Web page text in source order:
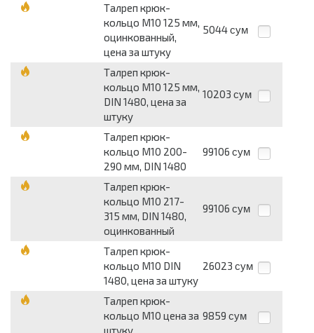
Талреп крюк-
кольцо М10 125 мм,
оцинкованный,
цена за штуку
5044 сум
Талреп крюк-
кольцо М10 125 мм,
DIN 1480, цена за
штуку
10203 сум
Талреп крюк-
кольцо М10 200-
290 мм, DIN 1480
99106 сум
Талреп крюк-
кольцо М10 217-
315 мм, DIN 1480,
оцинкованный
99106 сум
Талреп крюк-
кольцо М10 DIN
1480, цена за штуку
26023 сум
Талреп крюк-
кольцо М10 цена за
штуку
9859 сум